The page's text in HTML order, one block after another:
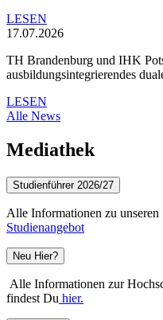
LESEN
17.07.2026
TH Brandenburg und IHK
ausbildungsintegrierendes
LESEN
Alle News
Mediathek
Studienführer 2026/27
Alle Informationen zu
Studienangebot
Neu Hier?
Alle Informationen zur
findest Du hier.